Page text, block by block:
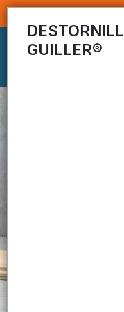
GUILLER®